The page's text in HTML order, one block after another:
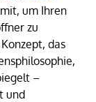
um Ihren
zu
das
–
und